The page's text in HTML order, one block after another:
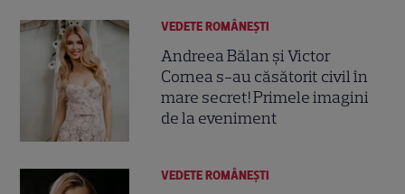
VEDETE ROMÂNEŞTI
Andreea Bălan și Victor
Cornea s-au căsătorit civil în
mare secret! Primele imagini
de la eveniment
VEDETE ROMÂNEŞTI